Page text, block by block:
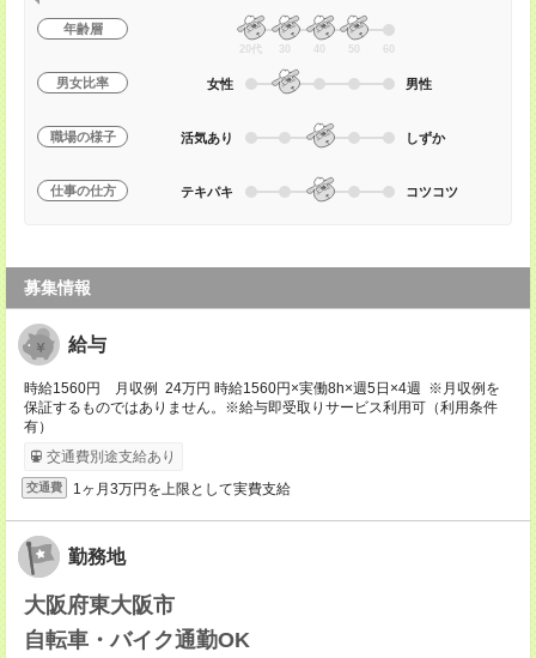
年齢層
20代 30 40 50 60
男女比率 女性 男性
職場の様子 活気あり しずか
仕事の仕方 テキパキ コツコツ
募集情報
給与
時給1560円 月収例 24万円 時給1560円×実働8h×週5日×4週 ※月収例を
保証するものではありません。※給与即受取りサービス利用可（利用条件
有）
交通費別途支給あり
交通費 1ヶ月3万円を上限として実費支給
勤務地
大阪府東大阪市
自転車・バイク通勤OK